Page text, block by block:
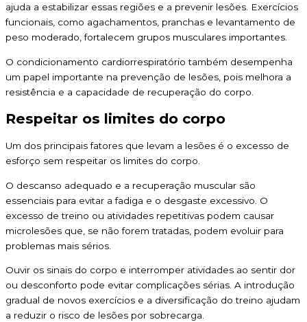
ajuda a estabilizar essas regiões e a prevenir lesões. Exercícios
funcionais, como agachamentos, pranchas e levantamento de
peso moderado, fortalecem grupos musculares importantes.
O condicionamento cardiorrespiratório também desempenha
um papel importante na prevenção de lesões, pois melhora a
resistência e a capacidade de recuperação do corpo.
Respeitar os limites do corpo
Um dos principais fatores que levam a lesões é o excesso de
esforço sem respeitar os limites do corpo.
O descanso adequado e a recuperação muscular são
essenciais para evitar a fadiga e o desgaste excessivo. O
excesso de treino ou atividades repetitivas podem causar
microlesões que, se não forem tratadas, podem evoluir para
problemas mais sérios.
Ouvir os sinais do corpo e interromper atividades ao sentir dor
ou desconforto pode evitar complicações sérias. A introdução
gradual de novos exercícios e a diversificação do treino ajudam
a reduzir o risco de lesões por sobrecarga.